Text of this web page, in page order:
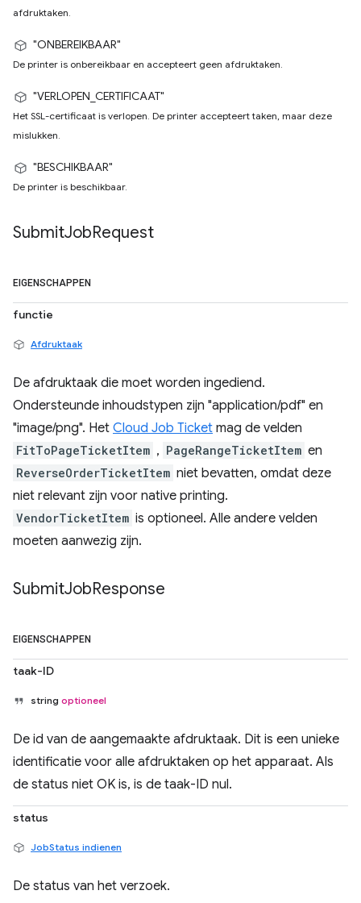
afdruktaken.
"ONBEREIKBAAR"
De printer is onbereikbaar en accepteert geen afdruktaken.
"VERLOPEN_CERTIFICAAT"
Het SSL-certificaat is verlopen. De printer accepteert taken, maar deze
mislukken.
"BESCHIKBAAR"
De printer is beschikbaar.
SubmitJobRequest
EIGENSCHAPPEN
functie
Afdruktaak
De afdruktaak die moet worden ingediend.
Ondersteunde inhoudstypen zijn "application/pdf" en
"image/png". Het Cloud Job Ticket mag de velden
FitToPageTicketItem , PageRangeTicketItem en
ReverseOrderTicketItem niet bevatten, omdat deze
niet relevant zijn voor native printing.
VendorTicketItem is optioneel. Alle andere velden
moeten aanwezig zijn.
SubmitJobResponse
EIGENSCHAPPEN
taak-ID
string optioneel
De id van de aangemaakte afdruktaak. Dit is een unieke
identificatie voor alle afdruktaken op het apparaat. Als
de status niet OK is, is de taak-ID nul.
status
JobStatus indienen
De status van het verzoek.